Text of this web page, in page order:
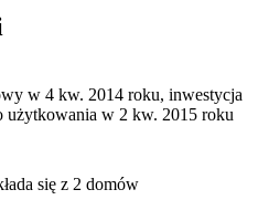
w 4 kw. 2014 roku, inwestycja
użytkowania w 2 kw. 2015 roku
się z 2 domów